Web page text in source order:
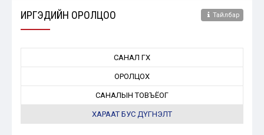
ИРГЭДИЙН ОРОЛЦОО Тайлбар
САНАЛ ӨГӨХ
ОРОЛЦОХ
САНАЛЫН ТОВЪЁОГ
ХАРААТ БУС ДҮГНЭЛТ